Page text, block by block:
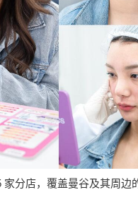
分店，覆盖曼谷及其周边